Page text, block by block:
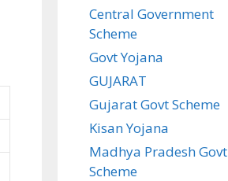
Central Government
Scheme
Govt Yojana
GUJARAT
Gujarat Govt Scheme
Kisan Yojana
Madhya Pradesh Govt
Scheme